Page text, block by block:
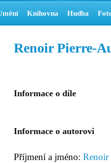
Knihovna Hudba
Renoir Pierre-
Informace o díle
Informace o autorovi
Příjmení a jméno: Renoir